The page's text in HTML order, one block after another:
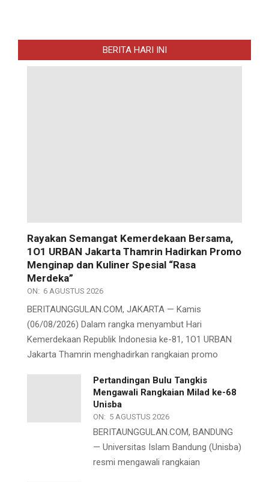
BERITA HARI INI
Rayakan Semangat Kemerdekaan Bersama,
1O1 URBAN Jakarta Thamrin Hadirkan Promo
Menginap dan Kuliner Spesial “Rasa
Merdeka”
ON: 6 AGUSTUS 2026
BERITAUNGGULAN.COM, JAKARTA — Kamis
(06/08/2026) Dalam rangka menyambut Hari
Kemerdekaan Republik Indonesia ke-81, 1O1 URBAN
Jakarta Thamrin menghadirkan rangkaian promo
Pertandingan Bulu Tangkis
Mengawali Rangkaian Milad ke-68
Unisba
ON: 5 AGUSTUS 2026
BERITAUNGGULAN.COM, BANDUNG
— Universitas Islam Bandung (Unisba)
resmi mengawali rangkaian